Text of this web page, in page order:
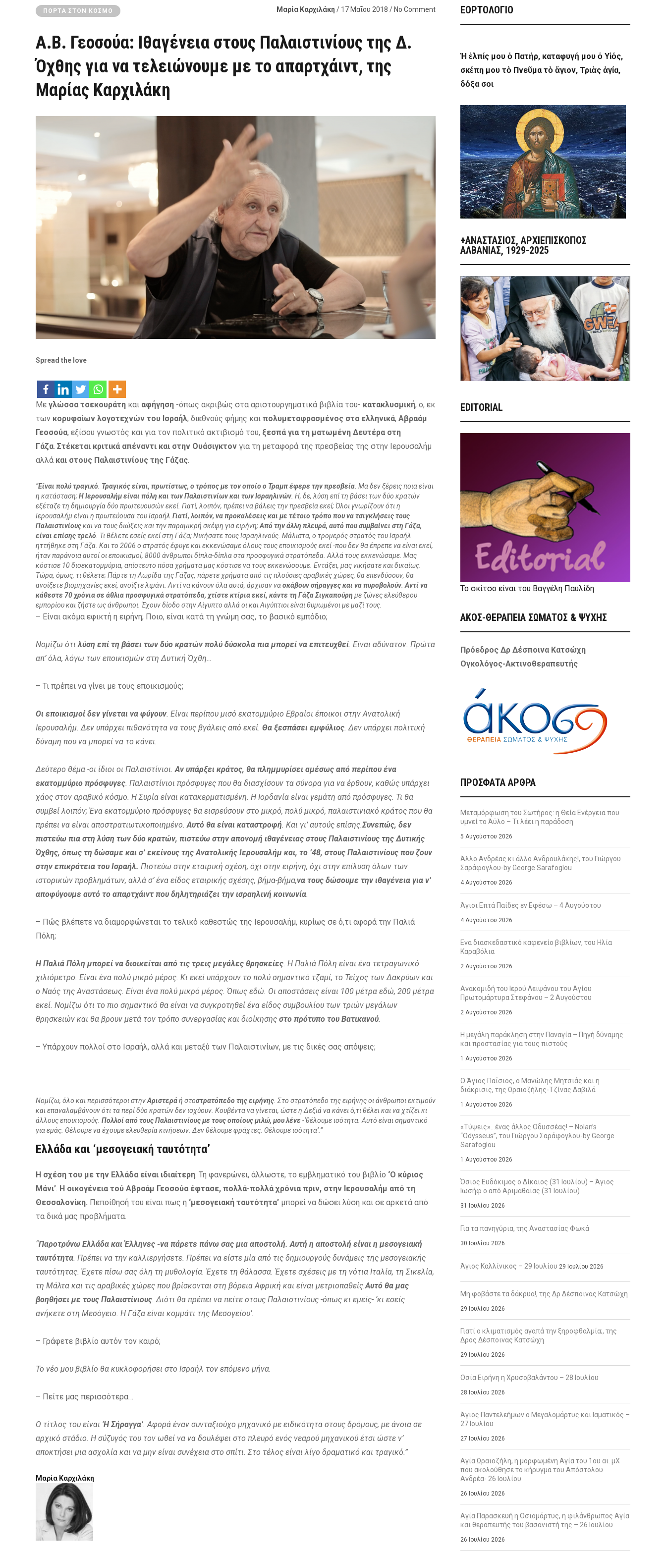
ΠΌΡΤΑ ΣΤΟΝ ΚΌΣΜΟ Μαρία Καρχιλάκη / 17 Μαΐου 2018 / No Comment
Α.Β. Γεοσούα: Ιθαγένεια στους Παλαιστινίους της Δ.
Όχθης για να τελειώνουμε με το απαρτχάιντ, της
Μαρίας Καρχιλάκη
Spread the love
Με γλώσσα τσεκουράτη και αφήγηση -όπως ακριβώς στα αριστουργηματικά βιβλία του- κατακλυσμική, ο, εκ
των κορυφαίων λογοτεχνών του Ισραήλ, διεθνούς φήμης και πολυμεταφρασμένος στα ελληνικά, Αβραάμ
Γεοσούα, εξίσου γνωστός και για τον πολιτικό ακτιβισμό του, ξεσπά για τη ματωμένη Δευτέρα στη
Γάζα. Στέκεται κριτικά απέναντι και στην Ουάσιγκτον για τη μεταφορά της πρεσβείας της στην Ιερουσαλήμ
αλλά και στους Παλαιστινίους της Γάζας.
“Είναι πολύ τραγικό Τραγικός είναι, πρωτίστως, ο τρόπος με τον οποίο ο Τραμπ έφερε την πρεσβεία . Μα δεν ξέρεις ποια είναι
η κατάσταση;Η Ιερουσαλήμ είναι πόλη και των Παλαιστινίων και των Ισραηλινών . Η, δε, λύση επί τη βάσει των δύο κρατών
εξέταζε τη δημιουργία δύο πρωτευουσών εκεί. Γιατί, λοιπόν, πρέπει να βάλεις την πρεσβεία εκεί; Όλοι γνωρίζουν ότι η
Ιερουσαλήμ είναι η πρωτεύουσα του Ισραήλ. Γιατί, λοιπόν, να προκαλέσεις και με τέτοιο τρόπο που να τσιγκλήσεις τους
Παλαιστινίουςκαι να τους διώξεις και την παραμικρή σκέψη για ειρήνη;Από την άλλη πλευρά, αυτό που συμβαίνει στη Γάζα,
είναι επίσης τρελό . Τι θέλετε εσείς εκεί στη Γάζα; Νικήσατε τους Ισραηλινούς. Μάλιστα, ο τρομερός στρατός του Ισραήλ
ηττήθηκε στη Γάζα. Και το 2006 ο στρατός έφυγε και εκκενώσαμε όλους τους εποικισμούς εκεί -που δεν θα έπρεπε να είναι εκεί,
ήταν παράνοια αυτοί οι εποικισμοί, 8000 άνθρωποι δίπλα-δίπλα στα προσφυγικά στρατόπεδα. Αλλά τους εκκενώσαμε. Μας
κόστισε 10 δισεκατομμύρια, απίστευτο πόσα χρήματα μας κόστισε να τους εκκενώσουμε. Εντάξει, μας νικήσατε και δικαίως.
Τώρα, όμως, τι θέλετε; Πάρτε τη Λωρίδα της Γάζας, πάρετε χρήματα από τις πλούσιες αραβικές χώρες, θα επενδύσουν, θα
ανοίξετε βιομηχανίες εκεί, ανοίξτε λιμάνι. Αντί να κάνουν όλα αυτά, άρχισαν νασκάβουν σήραγγες και να πυροβολούν Αντί να
κάθεστε 70 χρόνια σε άθλια προσφυγικά στρατόπεδα, χτίστε κτίρια εκεί, κάντε τη Γάζα Σιγκαπούρη με ζώνες ελεύθερου
εμπορίου και ζήστε ως άνθρωποι. Έχουν δίοδο στην Αίγυπτο αλλά οι και Αιγύπτιοι είναι θυμωμένοι με μαζί τους.
– Είναι ακόμα εφικτή η ειρήνη; Ποιο, είναι κατά τη γνώμη σας, το βασικό εμπόδιο;
Νομίζω ότιλύση επί τη βάσει των δύο κρατών πολύ δύσκολα πια μπορεί να επιτευχθεί. Είναι αδύνατον. Πρώτα
απ’ όλα, λόγω των εποικισμών στη Δυτική Όχθη…
– Τι πρέπει να γίνει με τους εποικισμούς;
Οι εποικισμοί δεν γίνεται να φύγουν. Είναι περίπου μισό εκατομμύριο Εβραίοι έποικοι στην Ανατολική
Ιερουσαλήμ. Δεν υπάρχει πιθανότητα να τους βγάλεις από εκεί. Θα ξεσπάσει εμφύλιος. Δεν υπάρχει πολιτική
δύναμη που να μπορεί να το κάνει.
Δεύτερο θέμα -οι ίδιοι οι Παλαιστίνιοι.Αν υπάρξει κράτος, θα πλημμυρίσει αμέσως από περίπου ένα
εκατομμύριο πρόσφυγες. Παλαιστίνιοι πρόσφυγες που θα διασχίσουν τα σύνορα για να έρθουν, καθώς υπάρχει
χάος στον αραβικό κόσμο. Η Συρία είναι κατακερματισμένη. Η Ιορδανία είναι γεμάτη από πρόσφυγες. Τι θα
συμβεί λοιπόν; Ένα εκατομμύριο πρόσφυγες θα εισρεύσουν στο μικρό, πολύ μικρό, παλαιστινιακό κράτος που θα
πρέπει να είναι αποστρατιωτικοποιημένο.Αυτό θα είναι καταστροφή. Και γι’ αυτούς επίσης.Συνεπώς, δεν
πιστεύω πια στη λύση των δύο κρατών, πιστεύω στην απονομή ιθαγένειας στους Παλαιστινίους της Δυτικής
Όχθης, όπως τη δώσαμε και σ’ εκείνους της Ανατολικής Ιερουσαλήμ και, το ’48, στους Παλαιστινίους που ζουν
στην επικράτεια του Ισραήλ. Πιστεύω στην εταιρική σχέση, όχι στην ειρήνη, όχι στην επίλυση όλων των
ιστορικών προβλημάτων, αλλά σ’ ένα είδος εταιρικής σχέσης, βήμα-βήμα,να τους δώσουμε την ιθαγένεια για ν’
αποφύγουμε αυτό το απαρτχάιντ που δηλητηριάζει την ισραηλινή κοινωνία.
– Πώς βλέπετε να διαμορφώνεται το τελικό καθεστώς της Ιερουσαλήμ, κυρίως σε ό,τι αφορά την Παλιά
Πόλη;
Η Παλιά Πόλη μπορεί να διοικείται από τις τρεις μεγάλες θρησκείες. Η Παλιά Πόλη είναι ένα τετραγωνικό
χιλιόμετρο. Είναι ένα πολύ μικρό μέρος. Κι εκεί υπάρχουν το πολύ σημαντικό τζαμί, το Τείχος των Δακρύων και
ο Ναός της Αναστάσεως. Είναι ένα πολύ μικρό μέρος. Όπως εδώ. Οι αποστάσεις είναι 100 μέτρα εδώ, 200 μέτρα
εκεί. Νομίζω ότι το πιο σημαντικό θα είναι να συγκροτηθεί ένα είδος συμβουλίου των τριών μεγάλων
θρησκειών και θα βρουν μετά τον τρόπο συνεργασίας και διοίκησης στο πρότυπο του Βατικανού.
– Υπάρχουν πολλοί στο Ισραήλ, αλλά και μεταξύ των Παλαιστινίων, με τις δικές σας απόψεις;
Νομίζω, όλο και περισσότεροι στηνΑριστεράή στοστρατόπεδο της ειρήνης . Στο στρατόπεδο της ειρήνης οι άνθρωποι εκτιμούν
και επαναλαμβάνουν ότι τα περί δύο κρατών δεν ισχύουν. Κουβέντα να γίνεται, ώστε η Δεξιά να κάνει ό,τι θέλει και να χτίζει κι
άλλους εποικισμούς. Πολλοί από τους Παλαιστινίους με τους οποίους μιλώ, μου λένε -‘θέλουμε ισότητα. Αυτό είναι σημαντικό
για εμάς. Θέλουμε να έχουμε ελευθερία κινήσεων. Δεν θέλουμε φράχτες. Θέλουμε ισότητα’.”
Ελλάδα και ‘μεσογειακή ταυτότητα’
Η σχέση του με την Ελλάδα είναι ιδιαίτερη. Τη φανερώνει, άλλωστε, το εμβληματικό του βιβλίο ‘Ο κύριος
Μάνι’. Η οικογένεια τού Αβραάμ Γεοσούα έφτασε, πολλά-πολλά χρόνια πριν, στην Ιερουσαλήμ από τη
Θεσσαλονίκη. Πεποίθησή του είναι πως η ‘μεσογειακή ταυτότητα’ μπορεί να δώσει λύση και σε αρκετά από
τα δικά μας προβλήματα.
“Παροτρύνω Ελλάδα και Έλληνες -να πάρετε πάνω σας μια αποστολή. Αυτή η αποστολή είναι η μεσογειακή
ταυτότητα. Πρέπει να την καλλιεργήσετε. Πρέπει να είστε μία από τις δημιουργούς δυνάμεις της μεσογειακής
ταυτότητας. Έχετε πίσω σας όλη τη μυθολογία. Έχετε τη θάλασσα. Έχετε σχέσεις με τη νότια Ιταλία, τη Σικελία,
τη Μάλτα και τις αραβικές χώρες που βρίσκονται στη βόρεια Αφρική και είναι μετριοπαθείς.Αυτό θα μας
βοηθήσει με τους Παλαιστίνιους. Διότι θα πρέπει να πείτε στους Παλαιστινίους -όπως κι εμείς- ‘κι εσείς
ανήκετε στη Μεσόγειο. Η Γάζα είναι κομμάτι της Μεσογείου’.
– Γράφετε βιβλίο αυτόν τον καιρό;
Το νέο μου βιβλίο θα κυκλοφορήσει στο Ισραήλ τον επόμενο μήνα.
– Πείτε μας περισσότερα…
Ο τίτλος του είναι ‘Η Σήραγγα’. Αφορά έναν συνταξιούχο μηχανικό με ειδικότητα στους δρόμους, με άνοια σε
αρχικό στάδιο. Η σύζυγός του τον ωθεί να να δουλέψει στο πλευρό ενός νεαρού μηχανικού έτσι ώστε ν’
αποκτήσει μια ασχολία και να μην είναι συνέχεια στο σπίτι. Στο τέλος είναι λίγο δραματικό και τραγικό.”
Μαρία Καρχιλάκη
ΕΟΡΤΟΛΟΓΙΟ
Ἡ ἐλπίς μου ὁ Πατήρ, καταφυγή μου ὁ Υἱός,
σκέπη μου τὸ Πνεῦμα τὸ ἅγιον, Τριὰς ἁγία,
δόξα σοι
+ΑΝΑΣΤΆΣΙΟΣ, ΑΡΧΙΕΠΊΣΚΟΠΟΣ
ΑΛΒΑΝΊΑΣ, 1929-2025
EDITORIAL
Το σκίτσο είναι του Βαγγέλη Παυλίδη
ΑΚΟΣ-ΘΕΡΑΠΕΙΑ ΣΩΜΑΤΟΣ & ΨΥΧΗΣ
Πρόεδρος Δρ Δέσποινα Κατσώχη
Ογκολόγος-Ακτινοθεραπευτής
ΠΡΌΣΦΑΤΑ ΆΡΘΡΑ
Μεταμόρφωση του Σωτήρος: η Θεία Ενέργεια που
υμνεί το Άϋλο – Τι λέει η παράδοση
5 Αυγούστου 2026
Άλλο Ανδρέας κι άλλο Ανδρουλάκης!, του Γιώργου
Σαράφογλου-by George Sarafoglou
4 Αυγούστου 2026
Άγιοι Επτά Παίδες εν Εφέσω – 4 Αυγούστου
4 Αυγούστου 2026
Ενα διασκεδαστικό καφενείο βιβλίων, του Ηλία
Καραβόλια
2 Αυγούστου 2026
Ανακομιδή του Ιερού Λειψάνου του Αγίου
Πρωτομάρτυρα Στεφάνου – 2 Αυγούστου
2 Αυγούστου 2026
Η μεγάλη παράκληση στην Παναγία – Πηγή δύναμης
και προστασίας για τους πιστούς
1 Αυγούστου 2026
Ο Άγιος Παΐσιος, ο Μανώλης Μητσιάς και η
διάκρισις, της Ωραιοζήλης-Τζίνας Δαβιλά
1 Αυγούστου 2026
«Τύψεις»…ένας άλλος Οδυσσέας! – Nolan’s
“Odysseus”, του Γιώργου Σαράφογλου-by George
Sarafoglou
1 Αυγούστου 2026
Όσιος Ευδόκιμος ο Δίκαιος (31 Ιουλίου) – Άγιος
Ιωσήφ ο από Αριμαθαίας (31 Ιουλίου)
31 Ιουλίου 2026
Για τα πανηγύρια, της Αναστασίας Φωκά
30 Ιουλίου 2026
Άγιος Καλλίνικος – 29 Ιουλίου 29 Ιουλίου 2026
Μη φοβάστε τα δάκρυα!, της Δρ Δέσποινας Κατσώχη
29 Ιουλίου 2026
Γιατί ο κλιματισμός αγαπά την ξηροφθαλμία;, της
Δρος Δέσποινας Κατσώχη
29 Ιουλίου 2026
Οσία Ειρήνη η Χρυσοβαλάντου – 28 Ιουλίου
28 Ιουλίου 2026
Άγιος Παντελεήμων ο Μεγαλομάρτυς και Ιαματικός –
27 Ιουλίου
27 Ιουλίου 2026
Αγία Ωραιοζήλη, η μορφωμένη Αγία του 1ου αι. μΧ
που ακολούθησε το κήρυγμα του Απόστολου
Ανδρέα- 26 Ιουλίου
26 Ιουλίου 2026
Αγία Παρασκευή η Οσιομάρτυς, η φιλάνθρωπος Αγία
και θεραπευτής του βασανιστή της – 26 Ιουλίου
26 Ιουλίου 2026